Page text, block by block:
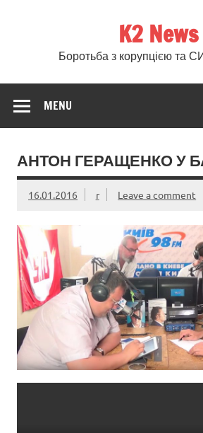
K2 News
Боротьба з корупцією
MENU
АНТОН ГЕРАЩЕНКО У
16.01.2016 r Leave a comment